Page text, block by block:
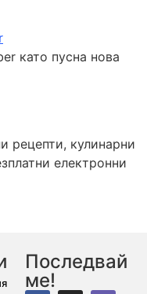
като пусна нова
рецепти, кулинарни
електронни
Последвай
ме!